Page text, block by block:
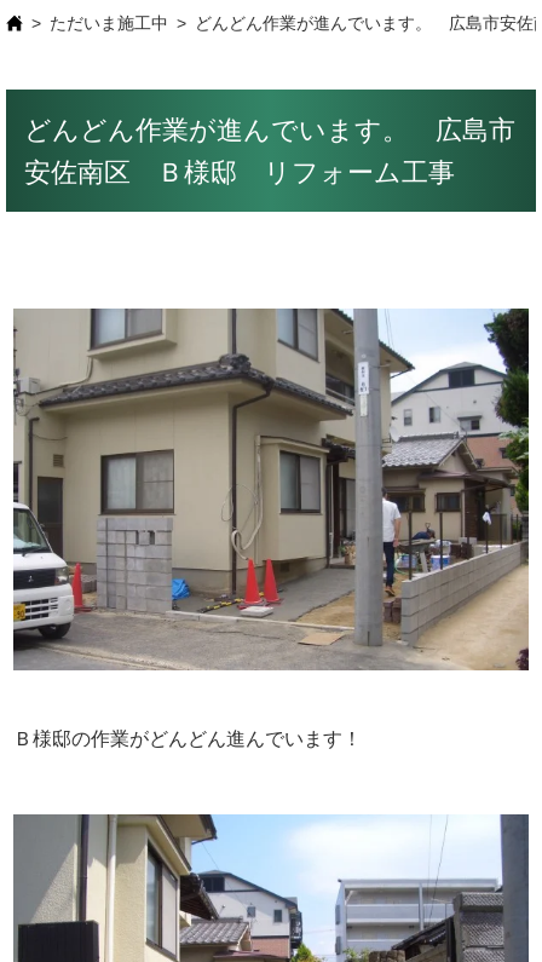
ただいま施工中 どんどん作業が進んでいます。 広島市安
どんどん作業が進んでいます。 広島市
安佐南区 Ｂ様邸 リフォーム工事
Ｂ様邸の作業がどんどん進んでいます！